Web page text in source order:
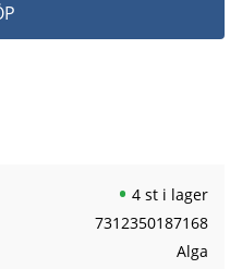
4 st i lager
7312350187168
Alga